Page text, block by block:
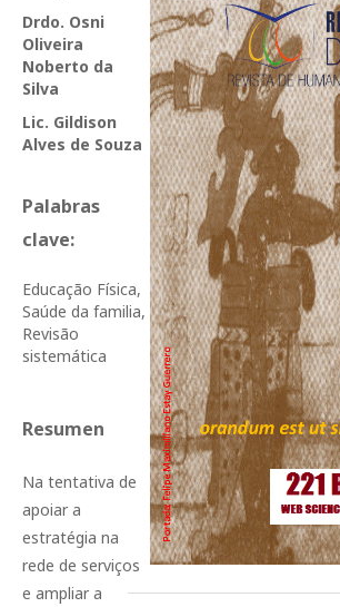
Drdo. Osni
Oliveira
Noberto da
Silva
Lic. Gildison
Alves de Souza
Palabras
clave:
Educação Física,
Saúde da familia,
Revisão
sistemática
Resumen
Na tentativa de
apoiar a
estratégia na
rede de serviços
e ampliar a